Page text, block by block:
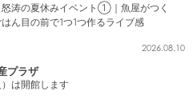
怒涛の夏休みイベント①｜魚屋がつく
ん目の前で1つ1つ作るライブ感
2026.08.10
プラザ
は開館します